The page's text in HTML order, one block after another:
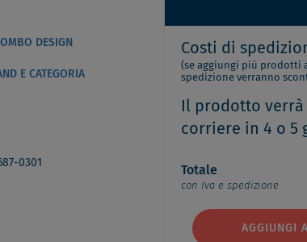
DESIGN
E CATEGORIA
0301
Costi di
(se aggiungi più prodotti
spedizione verranno
Il prodotto
corriere in 4 o 5
Totale
con Iva e spedizione
AGGIUNGI